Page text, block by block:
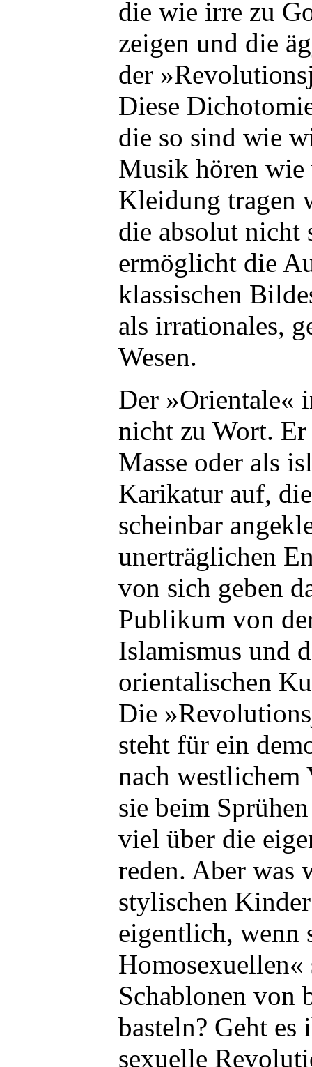
die wie irre zu
zeigen und die
der
Diese
die so sind wie
Musik hören
Kleidung tragen
die absolut nicht
ermöglicht die
klassischen
als irrationales,
Wesen.
Der »Orientale«
nicht zu Wort.
Masse oder als
Karikatur auf,
scheinbar
unerträglichen
von sich geben
Publikum von
Islamismus und
orientalischen
Die
steht für ein
nach
sie beim
viel über die
reden. Aber was
stylischen
eigentlich, wenn
Homosexuellen«
Schablonen von
basteln? Geht es
sexuelle